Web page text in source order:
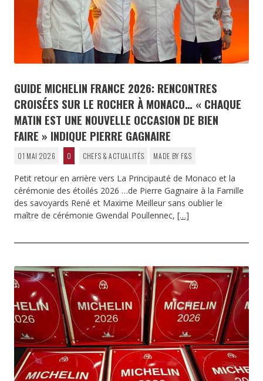
GUIDE MICHELIN FRANCE 2026: RENCONTRES
CROISÉES SUR LE ROCHER À MONACO… « CHAQUE
MATIN EST UNE NOUVELLE OCCASION DE BIEN
FAIRE » INDIQUE PIERRE GAGNAIRE
01 MAI 2026 0 CHEFS & ACTUALITÉS MADE BY F&S
Petit retour en arrière vers La Principauté de Monaco et la
cérémonie des étoilés 2026 …de Pierre Gagnaire à la Famille
des savoyards René et Maxime Meilleur sans oublier le
maître de cérémonie Gwendal Poullennec, […]